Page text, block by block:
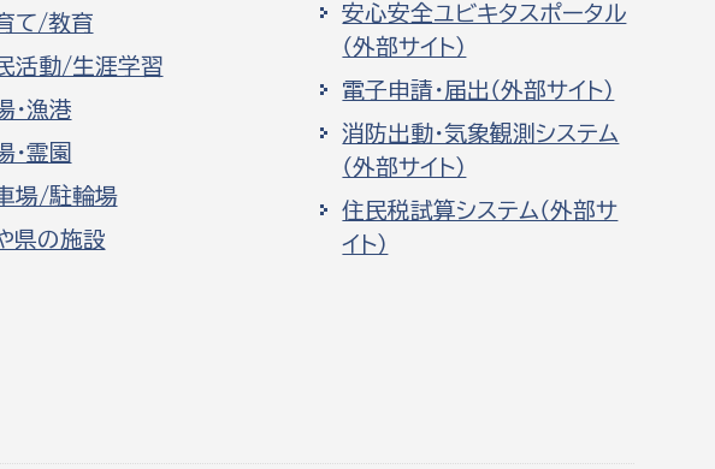
て/教育
活動/生涯学習
・漁港
・霊園
場/駐輪場
県の施設
安心安全ユビキタスポータル
（外部サイト）
電子申請・届出（外部サイト）
消防出動・気象観測システム
（外部サイト）
住民税試算システム（外部サ
イト）